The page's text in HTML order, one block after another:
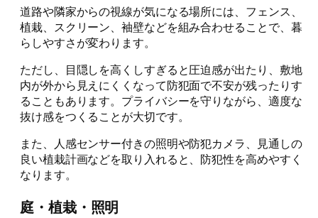
道路や隣家からの視線が気になる場所には、フェンス、
植栽、スクリーン、袖壁などを組み合わせることで、暮
らしやすさが変わります。
ただし、目隠しを高くしすぎると圧迫感が出たり、敷地
内が外から見えにくくなって防犯面で不安が残ったりす
ることもあります。プライバシーを守りながら、適度な
抜け感をつくることが大切です。
また、人感センサー付きの照明や防犯カメラ、見通しの
良い植栽計画などを取り入れると、防犯性を高めやすく
なります。
庭・植栽・照明